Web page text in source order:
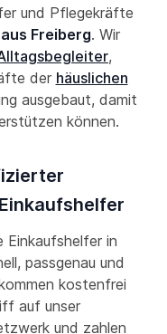
und Pflegekräfte
Freiberg. Wir
,
der häuslichen
ausgebaut, damit
können.
Einkaufshelfer in
passgenau und
kostenfrei
auf unser
und zahlen